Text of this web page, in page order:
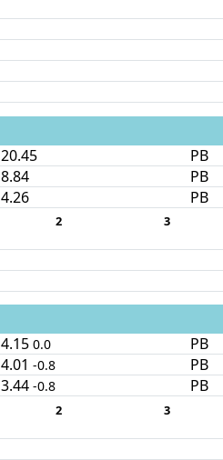
20.45
PB
8.84
PB
4.26 PB
2 3
4.15 0.0
PB
4.01 -0.8
PB
3.44 -0.8 PB
2 3